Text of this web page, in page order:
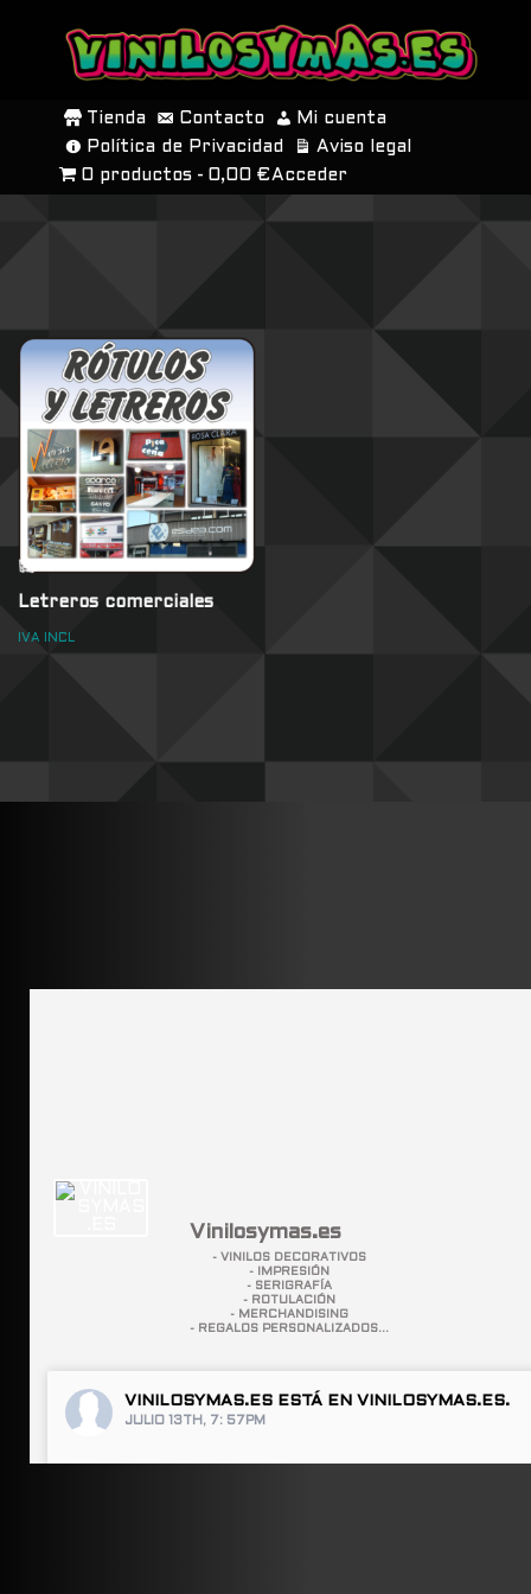
SALTAR
CONTENIDO
Tienda Contacto
Mi cuenta
Política de Privacidad
Aviso legal
0 productos
0,00 € Acceder
Letreros comerciales
IVA INCL
Vinilosymas.es
- VINILOS DECORATIVOS
- IMPRESIÓN
- SERIGRAFÍA
- ROTULACIÓN
- MERCHANDISING
- REGALOS PERSONALIZADOS...
VINILOSYMAS.ES ESTÁ EN VINILOSYMAS.ES.
JULIO 13TH, 7: 57PM